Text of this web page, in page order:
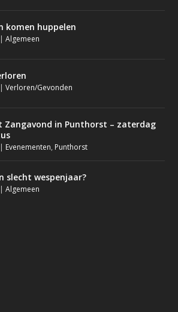
komen huppelen
|Algemeen
|Verloren/Gevonden
Zangavond in Punthorst – zaterdag
| Evenementen, Punthorst
slecht wespenjaar?
|Algemeen